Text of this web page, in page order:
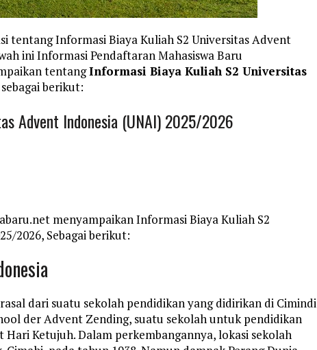
tentang Informasi Biaya Kuliah S2 Universitas Advent
ini Informasi Pendaftaran Mahasiswa Baru
tentangInformasi Biaya Kuliah S2 Universitas
sebagai berikut:
Advent Indonesia (UNAI) 2025/2026
menyampaikan Informasi Biaya Kuliah S2
2026, Sebagai berikut:
dari suatu sekolah pendidikan yang didirikan di Cimindi
der Advent Zending, suatu sekolah untuk pendidikan
Ketujuh. Dalam perkembangannya, lokasi sekolah